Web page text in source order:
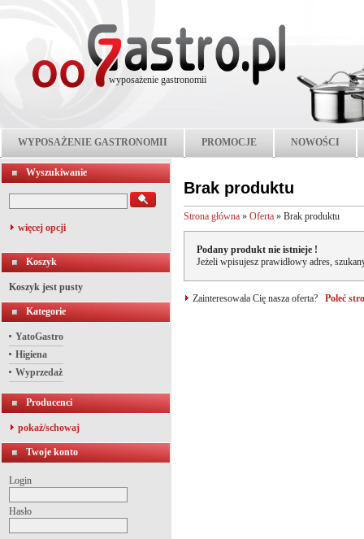
wyposażenie gastronomii
WYPOSAŻENIE GASTRONOMII PROMOCJE NOWOŚCI
Wyszukiwanie
więcej opcji
Koszyk
Koszyk jest pusty
Kategorie
YatoGastro
Higiena
Wyprzedaż
Producenci
pokaż/schowaj
Twoje konto
Login
Hasło
Brak produktu
Strona główna » Oferta » Brak produktu
Podany produkt nie istnieje !
Jeżeli wpisujesz prawidłowy adres,
Zainteresowała Cię nasza oferta? Poleć